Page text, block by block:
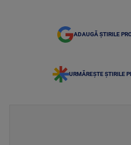
ADAUGĂ ȘTIRILE
URMĂREȘTE ȘTIRILE